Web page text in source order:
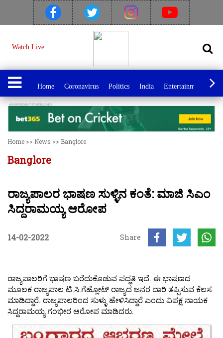
Watch Live
Home Coronavirus Politics India Entertainment
Home >> News >> Banglore
Banglore
ರಾಜ್ಯಪಾಲರ ಭಾಷಣ ಸುಳ್ಳಿನ ಕಂತೆ: ಮಾಜಿ ಸಿಎಂ
ಸಿದ್ದರಾಮಯ್ಯ ಆರೋಪ
14-02-2022 Share
ರಾಜ್ಯಪಾಲರಿಗೆ ಭಾಷಣ ಬರೆದುಕೊಡುವ ಪದ್ಧತಿ ಇದೆ. ಈ ಭಾಷಣದ
ಮೂಲಕ ರಾಜ್ಯಪಾಲ ಟಿ.ಸಿ.ಗೆಹ್ಲೋಟ್ ರಾಜ್ಯದ ಜನರ ದಾರಿ ತಪ್ಪಿಸುವ ಕೆಲಸ
ಮಾಡಿದ್ದಾರೆ. ರಾಜ್ಯಪಾಲರಿಂದ ಸುಳ್ಳು ಹೇಳಿಸಿದ್ದಾರೆ ಎಂದು ವಿಪಕ್ಷ ನಾಯಕ
ಸಿದ್ದರಾಮಯ್ಯ ಗಂಭೀರ ಆರೋಪ ಮಾಡಿದರು.